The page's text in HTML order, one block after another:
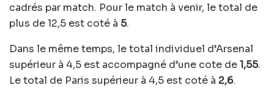
cadrés par match. Pour le match à venir, le total de
plus de 12,5 est coté à 5.
Dans le même temps, le total individuel d’Arsenal
supérieur à 4,5 est accompagné d’une cote de1,55.
Le total de Paris supérieur à 4,5 est coté à 2,6.